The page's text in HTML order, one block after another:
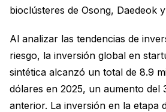
bioclústeres de Osong, Daedeok
Al analizar las tendencias de
riesgo, la inversión global en
sintética alcanzó un total de 8.9
dólares en 2025, un aumento del
anterior. La inversión en la etapa